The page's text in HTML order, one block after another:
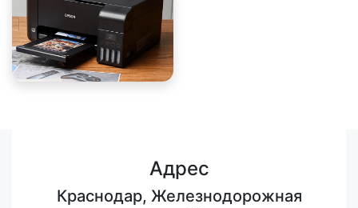
Адрес
Краснодар, Железнодорожная